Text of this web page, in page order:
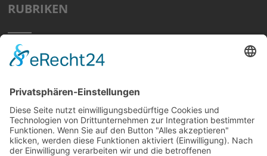
RUBRIKEN
Home
Tipps
Wissen
Strom Top30